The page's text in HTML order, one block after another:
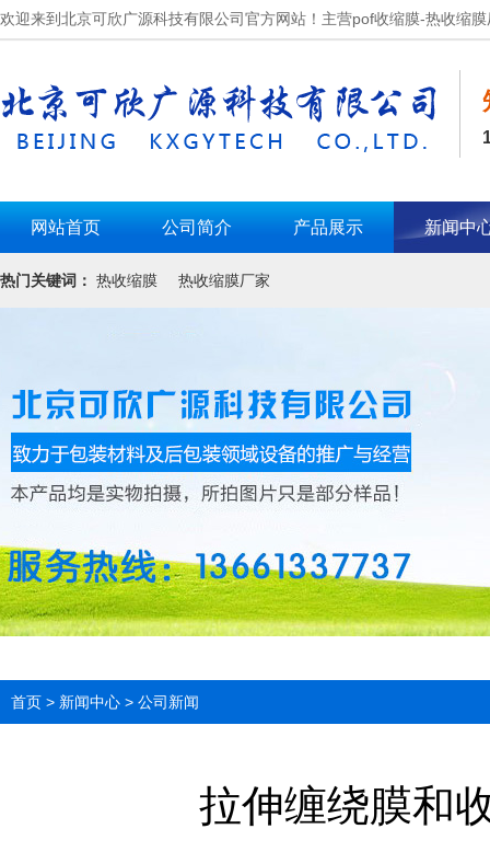
欢迎来到北京可欣广源科技有限公司官方网站！主营pof收缩膜-热收缩
网站首页 公司简介 产品展示 新闻中
热门关键词： 热收缩膜 热收缩膜厂家
首页 > 新闻中心 > 公司新闻
拉伸缠绕膜和